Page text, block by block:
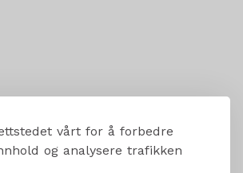
vårt for å forbedre
og analysere trafikken